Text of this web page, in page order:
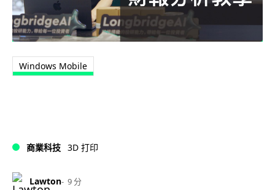
Windows Mobile
商業科技 3D 打印
Lawton 9 分